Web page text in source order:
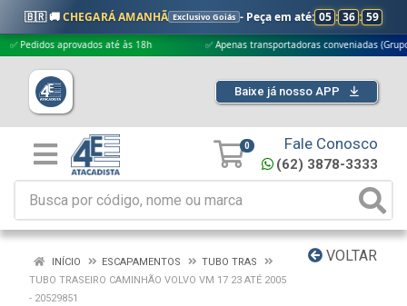
🇧🇷 🚚CHEGARÁ AMANHÃ Exclusivo Goiás - Peça em até: 05 : 36 : 58
aprovados até às 18h ✅ Apenas transportadoras conveniadas (Grupo G5)
Baixe já nosso APP
0 Fale Conosco
(62) 3878-3333
VOLTAR
INÍCIO ESCAPAMENTOS
TUBO TRAS
TUBO TRASEIRO CAMINHÃO VOLVO VM 17 23 ATÉ 2005
- 20529851